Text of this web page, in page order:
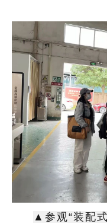
▲参观“装配